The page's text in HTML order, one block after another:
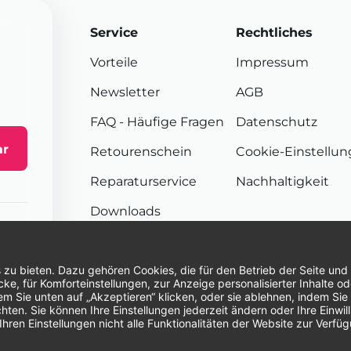
Service
Vorteile
Newsletter
FAQ - Häufige Fragen
Retourenschein
Reparaturservice
Downloads
Rechtliches
Impressum
AGB
Datenschutz
Cookie-
Nachhaltigkeit